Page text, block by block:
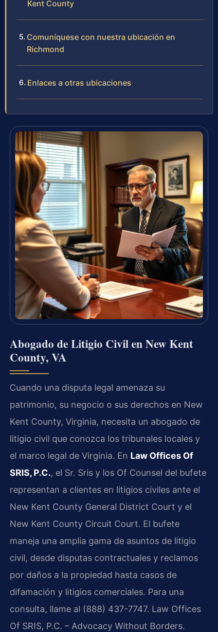
Kent County
Comuníquese con nuestra ubicación en
Richmond
Enlaces a otras ubicaciones
Abogado de Litigio Civil en New Kent
County, VA
Cuando una disputa legal amenaza su
patrimonio, su negocio o sus derechos en New
Kent County, Virginia, necesita un abogado de
litigio civil que conozca los tribunales locales y
el marco legal de Virginia. En Law Offices Of
SRIS, P.C., el Sr. Sris y los Of Counsel del bufete
representan a clientes en litigios civiles ante el
New Kent County General District Court y el
New Kent County Circuit Court. El bufete
maneja una amplia gama de asuntos de litigio
civil, desde disputas contractuales y reclamos
por daños a la propiedad hasta casos de
difamación y litigios comerciales. Para una
consulta, llame al (888) 437-7747. Law Offices
Of SRIS, P.C. – Advocacy Without Borders.